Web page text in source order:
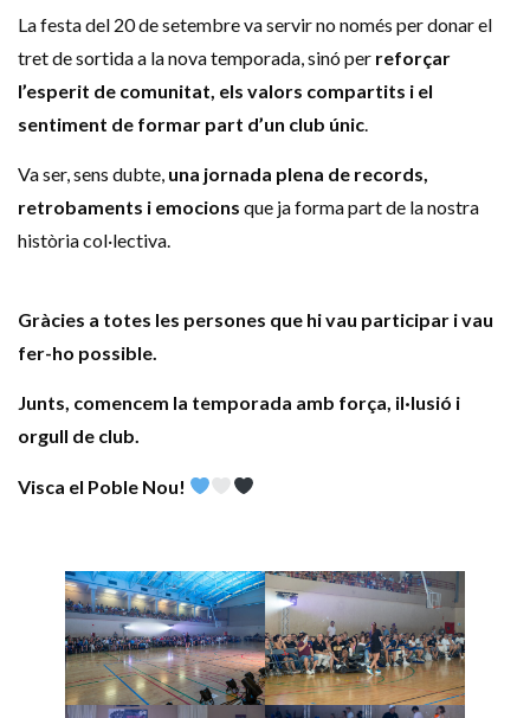
La festa del 20 de setembre va servir no només per donar el
tret de sortida a la nova temporada, sinó per reforçar
l’esperit de comunitat, els valors compartits i el
sentiment de formar part d’un club únic.
Va ser, sens dubte, una jornada plena de records,
retrobaments i emocions que ja forma part de la nostra
història col·lectiva.
Gràcies a totes les persones que hi vau participar i vau
fer-ho possible.
Junts, comencem la temporada amb força, il·lusió i
orgull de club.
Visca el Poble Nou!